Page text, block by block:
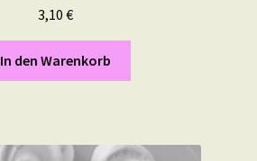
3,10 €
In den Warenkorb